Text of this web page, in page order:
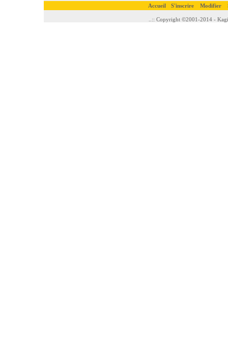
Accueil S'inscrire Modifier
..:: Copyright ©2001-2014 -